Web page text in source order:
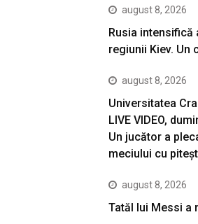
august 8, 2026
Rusia intensifică
regiunii Kiev. Un
august 8, 2026
Universitatea
LIVE VIDEO,
Un jucător a
meciului cu
august 8, 2026
Tatăl lui Messi a